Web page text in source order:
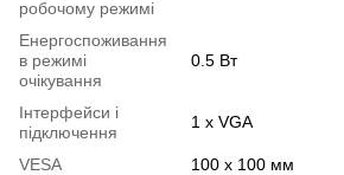
робочому режимі
Енергоспоживання
в режимі
очікування
0.5 Вт
Інтерфейси і
підключення
1 х VGA
VESA
100 х 100 мм